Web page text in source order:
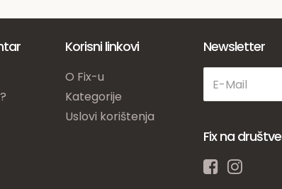
Korisni linkovi
O Fix-u
Kategorije
Uslovi korištenja
Newsletter
Fix na